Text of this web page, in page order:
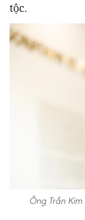
tộc.
Ông Trần